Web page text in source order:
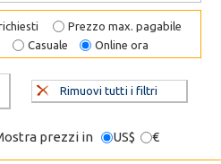
Prezzo max. pagabile
Casuale Online ora
Rimuovi tutti i filtri
prezzi in US$ €